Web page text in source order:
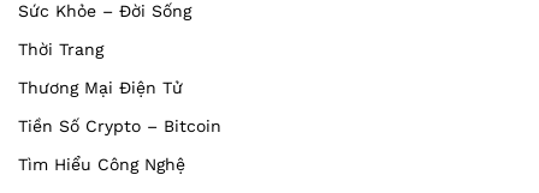
Sức Khỏe – Đời Sống
Thời Trang
Thương Mại Điện Tử
Tiền Số Crypto – Bitcoin
Tìm Hiểu Công Nghệ